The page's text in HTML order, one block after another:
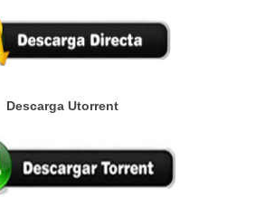
Descarga Utorrent